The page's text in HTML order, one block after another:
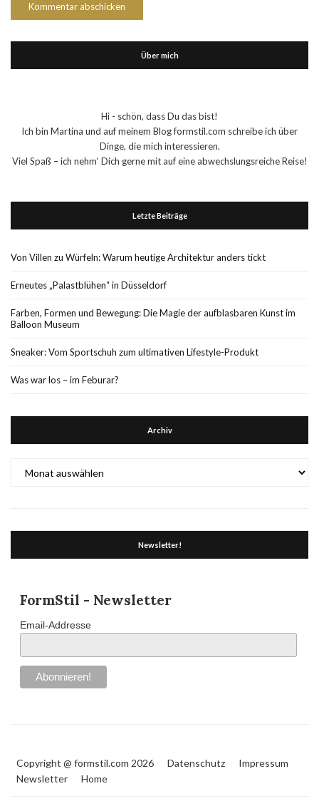
Über mich
Hi - schön, dass Du das bist!
Ich bin Martina und auf meinem Blog formstil.com schreibe ich über
Dinge, die mich interessieren.
Viel Spaß – ich nehm‘ Dich gerne mit auf eine abwechslungsreiche Reise!
Letzte Beiträge
Von Villen zu Würfeln: Warum heutige Architektur anders tickt
Erneutes „Palastblühen“ in Düsseldorf
Farben, Formen und Bewegung: Die Magie der aufblasbaren Kunst im
Balloon Museum
Sneaker: Vom Sportschuh zum ultimativen Lifestyle-Produkt
Was war los – im Feburar?
Archiv
Newsletter!
FormStil - Newsletter
Email-Addresse
Copyright @ formstil.com 2026 Datenschutz
Impressum
Newsletter
Home